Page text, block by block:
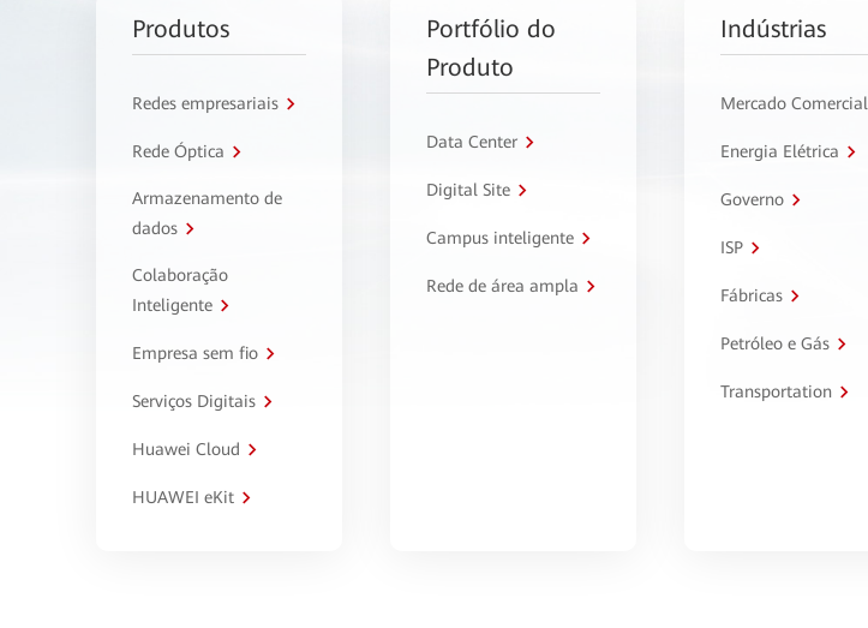
Produtos
Redes empresariais
Rede Óptica
Armazenamento de
dados
Colaboração
Inteligente
Empresa sem fio
Serviços Digitais
Huawei Cloud
HUAWEI eKit
Portfólio do
Produto
Data Center
Digital Site
Campus inteligente
Rede de área ampla
Indústrias
Mercado Comercial
Energia Elétrica
Governo
ISP
Fábricas
Petróleo e Gás
Transportation